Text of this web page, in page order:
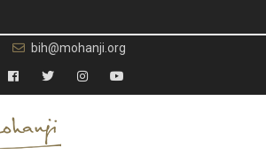
bih@mohanji.org
Facebook
TwitterInstagramYouTube